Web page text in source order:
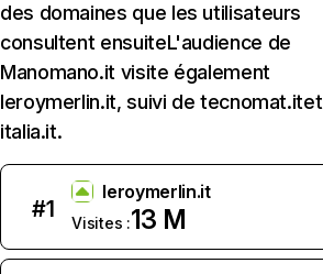
des domaines que les utilisateurs
consultent ensuiteL'audience de
Manomano.it visite également
leroymerlin.it, suivi de
italia.it.
#1
leroymerlin.it
Visites :13 M